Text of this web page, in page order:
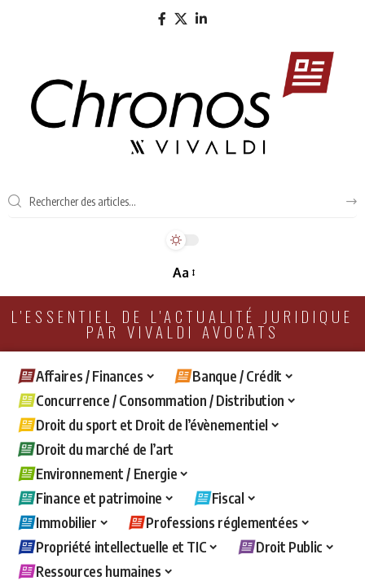
Aa
L'ESSENTIEL DE L'ACTUALITÉ JURIDIQUE
PAR VIVALDI AVOCATS
Affaires / Finances
Banque / Crédit
Concurrence / Consommation / Distribution
Droit du sport et Droit de l’évènementiel
Droit du marché de l’art
Environnement / Energie
Finance et patrimoine
Fiscal
Immobilier
Professions réglementées
Propriété intellectuelle et TIC
Droit Public
Ressources humaines